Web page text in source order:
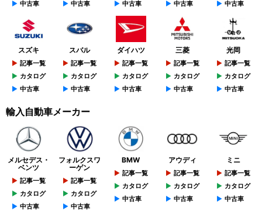
中古車
中古車
中古車
中古車
中古車
スズキ
記事一覧
カタログ
中古車
スバル
記事一覧
カタログ
中古車
ダイハツ
記事一覧
カタログ
中古車
三菱
記事一覧
カタログ
中古車
光岡
記事一覧
カタログ
中古車
輸入自動車メーカー
メルセデス・
ベンツ
記事一覧
カタログ
中古車
フォルクスワ
ーゲン
記事一覧
カタログ
中古車
BMW
記事一覧
カタログ
中古車
アウディ
記事一覧
カタログ
中古車
ミニ
記事一覧
カタログ
中古車